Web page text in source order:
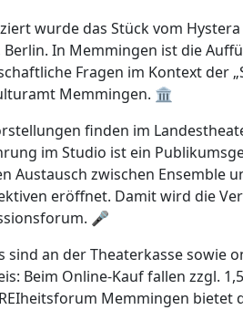
wurde das Stück vom
Berlin. In Memmingen ist die
Fragen im Kontext der
Memmingen. 🏛️
finden im
im Studio ist ein
Austausch zwischen Ensemble
eröffnet. Damit wird die
🎤
sind an der Theaterkasse sowie
Beim Online-Kauf fallen zzgl.
Memmingen bietet